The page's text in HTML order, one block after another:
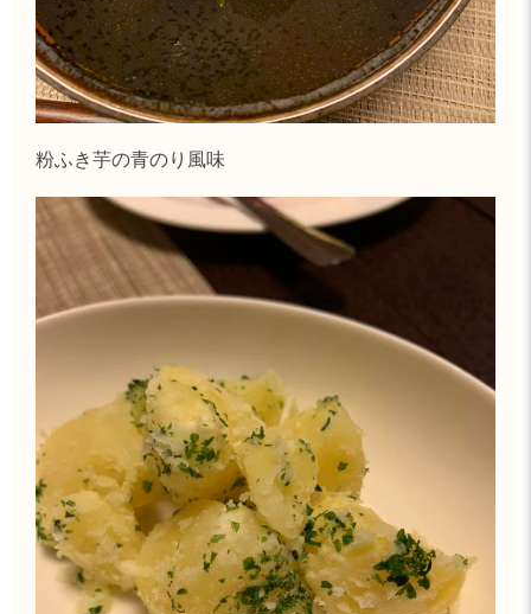
粉ふき芋の青のり風味